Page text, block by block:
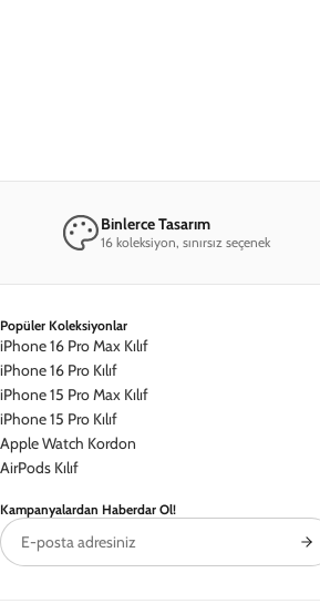
Binlerce Tasarım
16 koleksiyon, sınırsız seçenek
Popüler Koleksiyonlar
iPhone 16 Pro Max Kılıf
iPhone 16 Pro Kılıf
iPhone 15 Pro Max Kılıf
iPhone 15 Pro Kılıf
Apple Watch Kordon
AirPods Kılıf
Kampanyalardan Haberdar Ol!